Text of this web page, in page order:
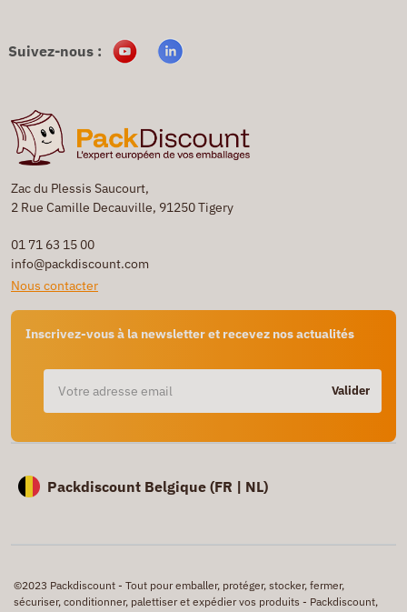
Zac du Plessis Saucourt,
2 Rue Camille Decauville, 91250 Tigery
01 71 63 15 00
info@packdiscount.com
Nous contacter
Inscrivez-vous à la newsletter et recevez nos actualités
Valider
Suivez-nous :
Packdiscount Belgique (FR | NL)
©2023 Packdiscount - Tout pour emballer, protéger, stocker, fermer,
sécuriser, conditionner, palettiser et expédier vos produits - Packdiscount,